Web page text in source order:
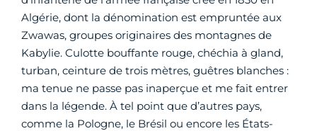
Algérie, dont la dénomination est empruntée aux
Zwawas, groupes originaires des montagnes de
Kabylie. Culotte bouffante rouge, chéchia à gland,
turban, ceinture de trois mètres, guêtres blanches :
ma tenue ne passe pas inaperçue et me fait entrer
dans la légende. À tel point que d’autres pays,
comme la Pologne, le Brésil ou encore les États-